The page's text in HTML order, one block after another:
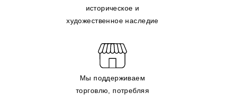
историческое и
художественное наследие
Мы поддерживаем
торговлю, потребляя